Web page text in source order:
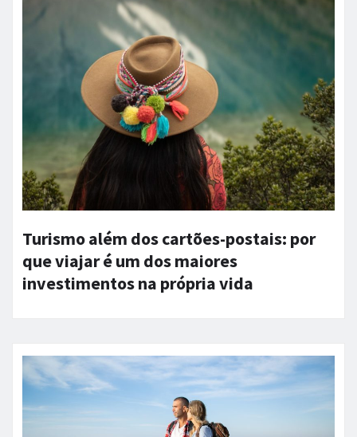
Turismo além dos cartões-postais: por
que viajar é um dos maiores
investimentos na própria vida